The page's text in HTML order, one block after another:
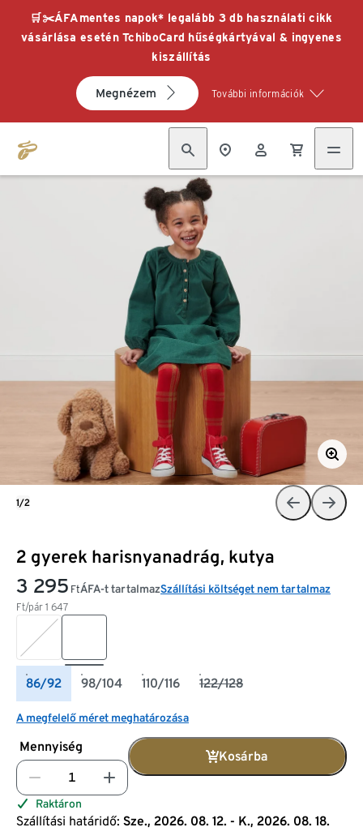
🛒✂️ÁFAmentes napok* legalább 3 db használati cikk
vásárlása esetén TchiboCard hűségkártyával & ingyenes
kiszállítás
Megnézem További információk
2 gyerek harisnyanadrág, kutya
3 295 Ft
Ft/pár 1 647
ÁFA-t tartalmazSzállítási költséget nem tartalmaz
86/92 98/104 110/116 122/128
A megfelelő méret meghatározása
Mennyiség
Kosárba
Raktáron
Szállítási határidő: Sze., 2026. 08. 12. - K., 2026. 08. 18.
1/2